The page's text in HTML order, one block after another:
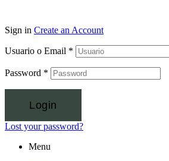
Sign in Create an Account
Usuario o Email *
Password *
Login
Lost your password?
Menu